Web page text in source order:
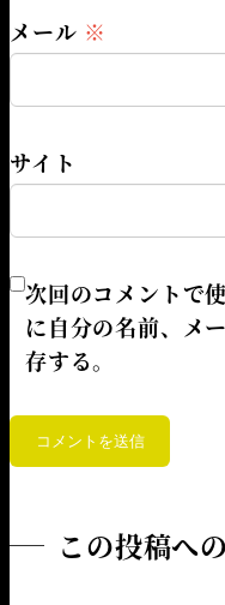
メール ※
サイト
次回のコメントで
に自分の名前、メ
存する。
この投稿へ